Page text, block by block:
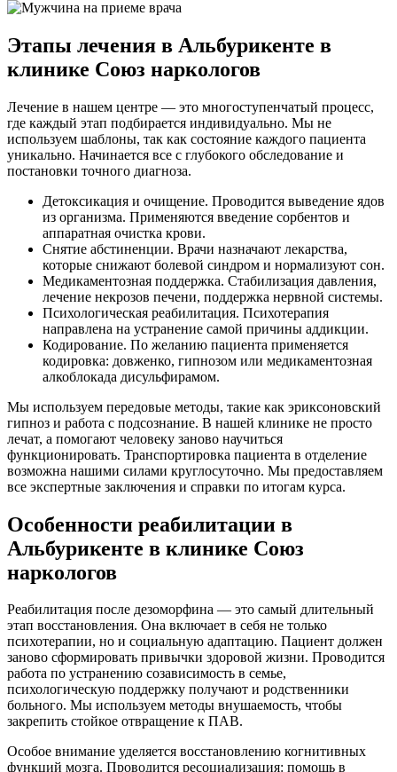
Этапы лечения в Альбурикенте в
клинике Союз наркологов
Лечение в нашем центре — это многоступенчатый процесс,
где каждый этап подбирается индивидуально. Мы не
используем шаблоны, так как состояние каждого пациента
уникально. Начинается все с глубокого обследование и
постановки точного диагноза.
Детоксикация и очищение. Проводится выведение ядов
из организма. Применяются введение сорбентов и
аппаратная очистка крови.
Снятие абстиненции. Врачи назначают лекарства,
которые снижают болевой синдром и нормализуют сон.
Медикаментозная поддержка. Стабилизация давления,
лечение некрозов печени, поддержка нервной системы.
Психологическая реабилитация. Психотерапия
направлена на устранение самой причины аддикции.
Кодирование. По желанию пациента применяется
кодировка: довженко, гипнозом или медикаментозная
алкоблокада дисульфирамом.
Мы используем передовые методы, такие как эриксоновский
гипноз и работа с подсознание. В нашей клинике не просто
лечат, а помогают человеку заново научиться
функционировать. Транспортировка пациента в отделение
возможна нашими силами круглосуточно. Мы предоставляем
все экспертные заключения и справки по итогам курса.
Особенности реабилитации в
Альбурикенте в клинике Союз
наркологов
Реабилитация после дезоморфина — это самый длительный
этап восстановления. Она включает в себя не только
психотерапии, но и социальную адаптацию. Пациент должен
заново сформировать привычки здоровой жизни. Проводится
работа по устранению созависимость в семье,
психологическую поддержку получают и родственники
больного. Мы используем методы внушаемость, чтобы
закрепить стойкое отвращение к ПАВ.
Особое внимание уделяется восстановлению когнитивных
функций мозга. Проводится ресоциализация: помощь в